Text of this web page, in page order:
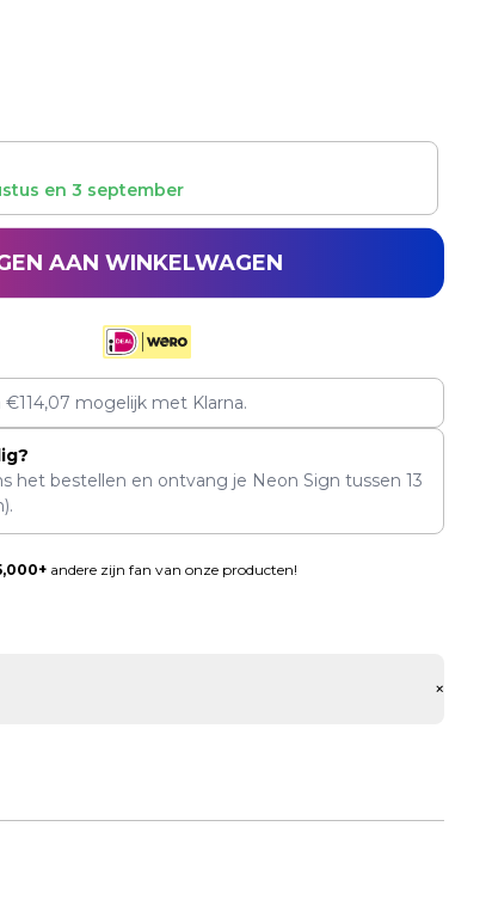
en 3 september
AAN WINKELWAGEN
€114,07 mogelijk met Klarna.
het bestellen en ontvang je Neon Sign tussen 13
andere zijn fan van onze producten!
+